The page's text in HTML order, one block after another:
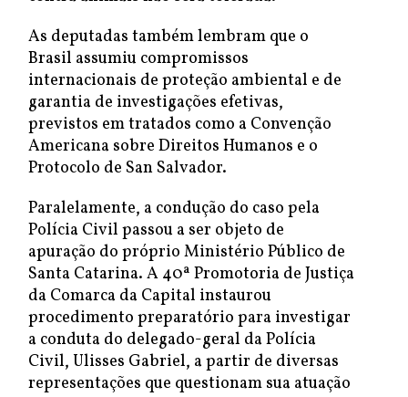
As deputadas também lembram que o
Brasil assumiu compromissos
internacionais de proteção ambiental e de
garantia de investigações efetivas,
previstos em tratados como a Convenção
Americana sobre Direitos Humanos e o
Protocolo de San Salvador.
Paralelamente, a condução do caso pela
Polícia Civil passou a ser objeto de
apuração do próprio Ministério Público de
Santa Catarina. A 40ª Promotoria de Justiça
da Comarca da Capital instaurou
procedimento preparatório para investigar
a conduta do delegado-geral da Polícia
Civil, Ulisses Gabriel, a partir de diversas
representações que questionam sua atuação